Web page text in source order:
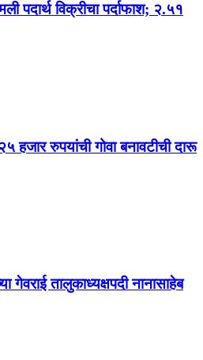
पदार्थ विक्रीचा पर्दाफाश; २.५१
हजार रुपयांची गोवा बनावटीची दारू
गेवराई तालुकाध्यक्षपदी नानासाहेब